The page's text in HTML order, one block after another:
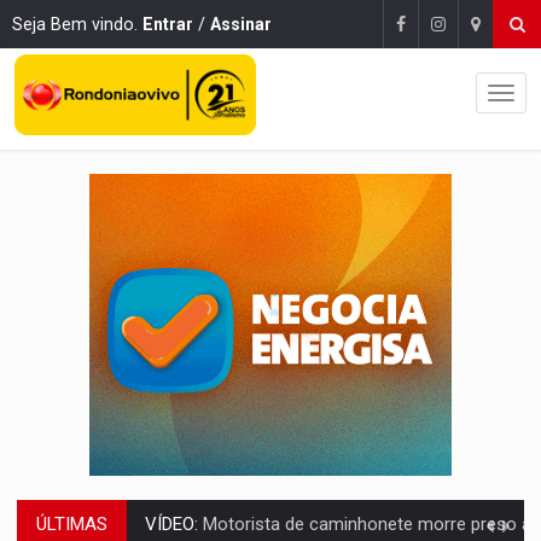
Seja Bem vindo. Entrar / Assinar
ÚLTIMAS LAZER:Seis lugares gratuitos para aproveitar o fim de semana